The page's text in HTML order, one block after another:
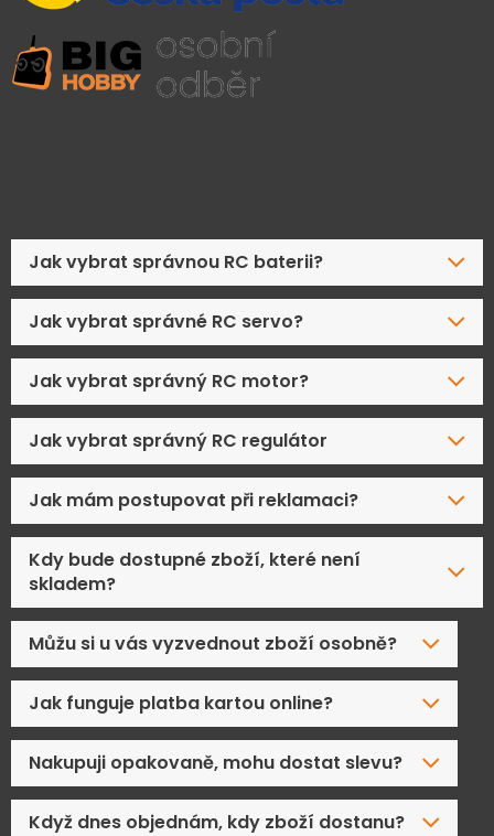
Jak vybrat správnou RC baterii?
Jak vybrat správné RC servo?
Jak vybrat správný RC motor?
Jak vybrat správný RC regulátor
Jak mám postupovat při reklamaci?
Kdy bude dostupné zboží, které není
skladem?
Můžu si u vás vyzvednout zboží osobně?
Jak funguje platba kartou online?
Nakupuji opakovaně, mohu dostat slevu?
Když dnes objednám, kdy zboží dostanu?